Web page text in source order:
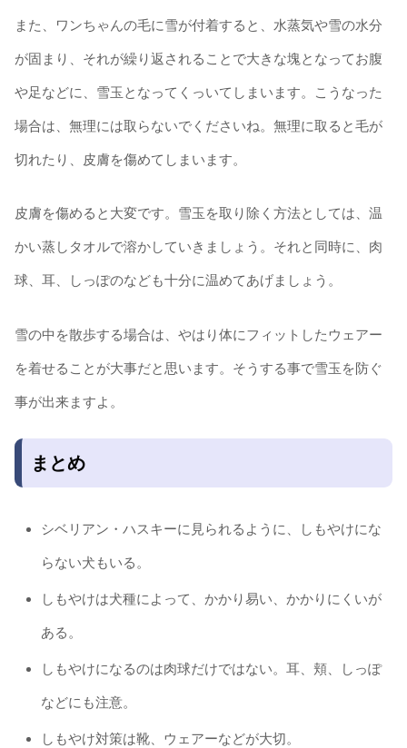
また、ワンちゃんの毛に雪が付着すると、水蒸気や雪の水分
が固まり、それが繰り返されることで大きな塊となってお腹
や足などに、雪玉となってくっいてしまいます。こうなった
場合は、無理には取らないでくださいね。無理に取ると毛が
切れたり、皮膚を傷めてしまいます。
皮膚を傷めると大変です。雪玉を取り除く方法としては、温
かい蒸しタオルで溶かしていきましょう。それと同時に、肉
球、耳、しっぽのなども十分に温めてあげましょう。
雪の中を散歩する場合は、やはり体にフィットしたウェアー
を着せることが大事だと思います。そうする事で雪玉を防ぐ
事が出来ますよ。
まとめ
シベリアン・ハスキーに見られるように、しもやけにな
らない犬もいる。
しもやけは犬種によって、かかり易い、かかりにくいが
ある。
しもやけになるのは肉球だけではない。耳、頬、しっぽ
などにも注意。
しもやけ対策は靴、ウェアーなどが大切。